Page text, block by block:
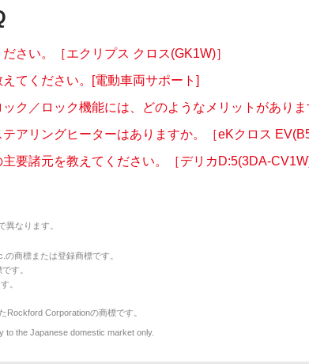
さい。［エクリプス クロス(GK1W)］
てください。[電動車両サポート]
ク／ロック機能には、どのようなメリットがあり
アリングヒーターはありますか。［eKクロス
要諸元を教えてください。［デリカD:5(3DA-
なります。
商標または登録商標です。
す。
。
Corporationの商標です。
to the Japanese domestic market only.